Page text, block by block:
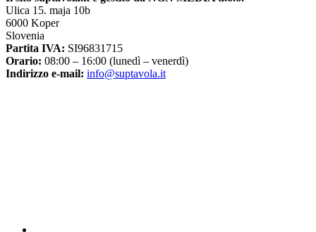
Ulica 15. maja 10b
6000 Koper
Slovenia
Partita IVA: SI96831715
Orario: 08:00 – 16:00 (lunedì – venerdì)
Indirizzo e-mail: info@suptavola.it